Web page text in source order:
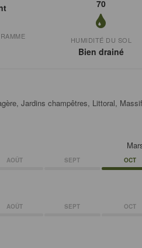
70
HUMIDITÉ DU SOL
Bien drainé
Jardins champêtres, Littoral,
AOÛT SEPT OCT
AOÛT SEPT OCT